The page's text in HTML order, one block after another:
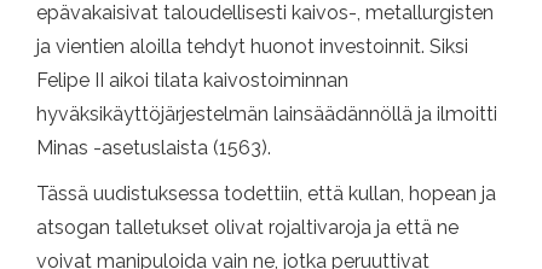
epävakaisivat taloudellisesti kaivos-, metallurgisten
ja vientien aloilla tehdyt huonot investoinnit. Siksi
Felipe II aikoi tilata kaivostoiminnan
hyväksikäyttöjärjestelmän lainsäädännöllä ja ilmoitti
Minas -asetuslaista (1563).
Tässä uudistuksessa todettiin, että kullan, hopean ja
atsogan talletukset olivat rojaltivaroja ja että ne
voivat manipuloida vain ne, jotka peruuttivat